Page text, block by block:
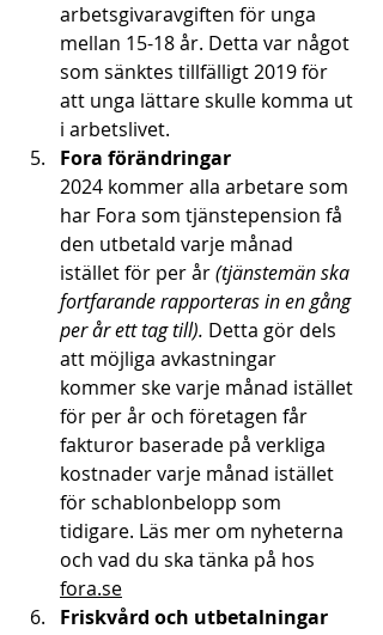
arbetsgivaravgiften för unga
mellan 15-18 år. Detta var något
som sänktes tillfälligt 2019 för
att unga lättare skulle komma ut
i arbetslivet.
Fora förändringar
2024 kommer alla arbetare som
har Fora som tjänstepension få
den utbetald varje månad
istället för per år (tjänstemän ska
fortfarande rapporteras in en gång
per år ett tag till). Detta gör dels
att möjliga avkastningar
kommer ske varje månad istället
för per år och företagen får
fakturor baserade på verkliga
kostnader varje månad istället
för schablonbelopp som
tidigare. Läs mer om nyheterna
och vad du ska tänka på hos
fora.se
Friskvård och utbetalningar